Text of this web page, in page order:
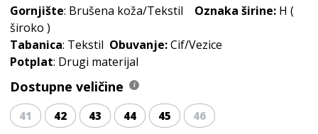
Gornjište: Brušena koža/Tekstil Oznaka širine: H (
široko )
Tabanica: Tekstil Obuvanje:Cif/Vezice
Potplat: Drugi materijal
Dostupne veličine
41 42 43 44 45 46